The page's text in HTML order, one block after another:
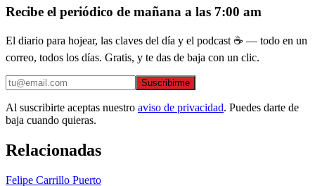
Recibe el periódico de mañana a las 7:00 am
El diario para hojear, las claves del día y el podcast ☕ — todo en un
correo, todos los días. Gratis, y te das de baja con un clic.
Suscribirme
Al suscribirte aceptas nuestro aviso de privacidad. Puedes darte de
baja cuando quieras.
Relacionadas
Felipe Carrillo Puerto